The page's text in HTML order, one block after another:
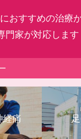
おすすめの治療
門家が対応します
経痛